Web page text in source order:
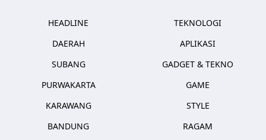
HEADLINE
DAERAH
SUBANG
PURWAKARTA
KARAWANG
BANDUNG
TEKNOLOGI
APLIKASI
GADGET & TEKNO
GAME
STYLE
RAGAM